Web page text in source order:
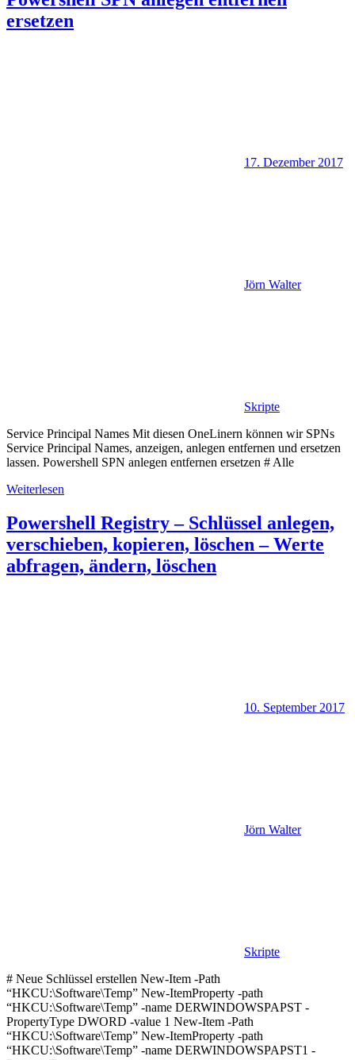
ersetzen
17. Dezember 2017
Jörn Walter
Skripte
Service Principal Names Mit diesen OneLinern können wir SPNs
Service Principal Names, anzeigen, anlegen entfernen und ersetzen
lassen. Powershell SPN anlegen entfernen ersetzen # Alle
Weiterlesen
Powershell Registry – Schlüssel anlegen,
verschieben, kopieren, löschen – Werte
abfragen, ändern, löschen
10. September 2017
Jörn Walter
Skripte
# Neue Schlüssel erstellen New-Item -Path
“HKCU:\Software\Temp” New-ItemProperty -path
“HKCU:\Software\Temp” -name DERWINDOWSPAPST -
PropertyType DWORD -value 1 New-Item -Path
“HKCU:\Software\Temp” New-ItemProperty -path
“HKCU:\Software\Temp” -name DERWINDOWSPAPST1 -